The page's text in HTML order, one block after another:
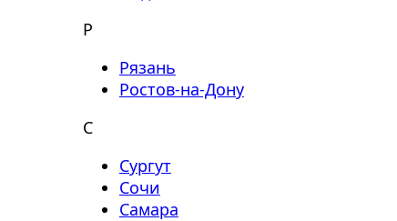
Р
Рязань
Ростов-на-Дону
С
Сургут
Сочи
Самара